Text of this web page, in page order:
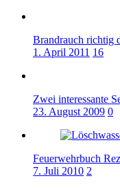
Brandrauch richtig
1. April 2011 16
Zwei interessante
23. August 2009 0
Feuerwehrbuch
7. Juli 2010 2